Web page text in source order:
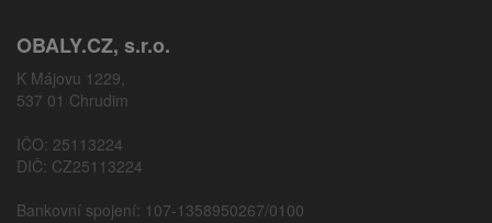
OBALY.CZ, s.r.o.
K Májovu 1229,
537 01 Chrudim
IČO: 25113224
DIČ: CZ25113224
Bankovní spojení: 107-1358950267/0100